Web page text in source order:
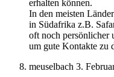
erhalten können.
In den meisten
in Südafrika z.B.
oft noch persönlicher
um gute Kontakte zu
meuselbach 3.